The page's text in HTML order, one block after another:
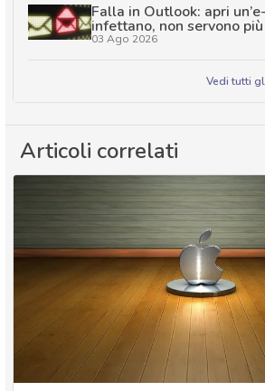
Falla in Outlook: apri
infettano, non servono
03 Ago 2026
Vedi tutti
Articoli correlati